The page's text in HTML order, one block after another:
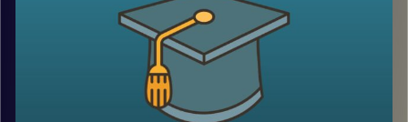
הקפיטליסטית, מסביר מדוע לדעתו זו הדרך
היעילה ביותר לדאוג לרווחת החלשים וגם כיצד
באמת אפשר לצמצם את הפקקים בכביש